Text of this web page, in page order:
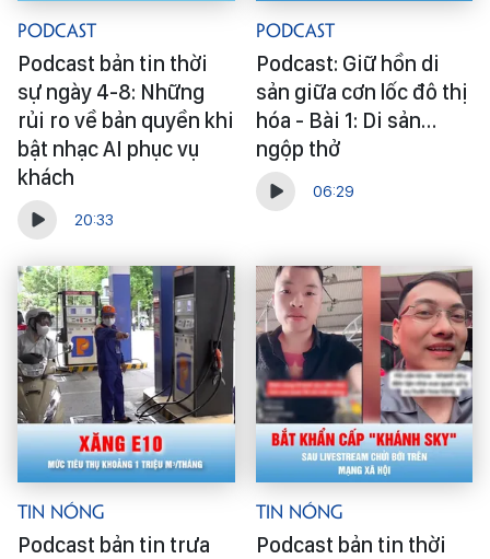
Podcast
Podcast bản tin thời
sự ngày 4-8: Những
rủi ro về bản quyền khi
bật nhạc AI phục vụ
khách
20:33
Podcast
Podcast: Giữ hồn di
sản giữa cơn lốc đô thị
hóa - Bài 1: Di sản…
ngộp thở
06:29
Tin Nóng
Podcast bản tin trưa
Tin Nóng
Podcast bản tin thời